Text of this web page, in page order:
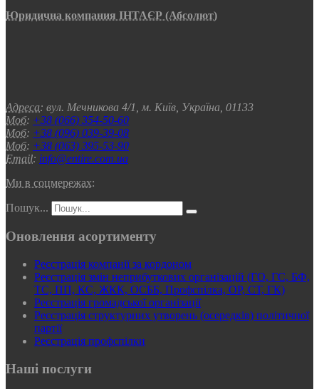
Юридична компания ІНТАЄР (Абсолют)
Адреса: вул. Мечникова 4/1, м. Київ, Україна, 01133
Моб: +38 (066) 354-50-60
Моб: +38 (096) 039-39-08
Моб: +38 (063) 395-53-90
Email: info@entire.com.ua
Ми в соцмережах:
Пошук...
Оновлення асортименту
Реєстрація компанії за кордоном
Реєстрація змін неприбуткових організацій (ГО, ГС, БФ,
ТС, ПП, КС, ЖКК, ОСББ, Профспілка, ОР, СТ, ГК)
Реєстрація громадської організації
Реєстрація структурних утворень (осередків) політичної
партії
Реєстрація профспілки
Наші послуги